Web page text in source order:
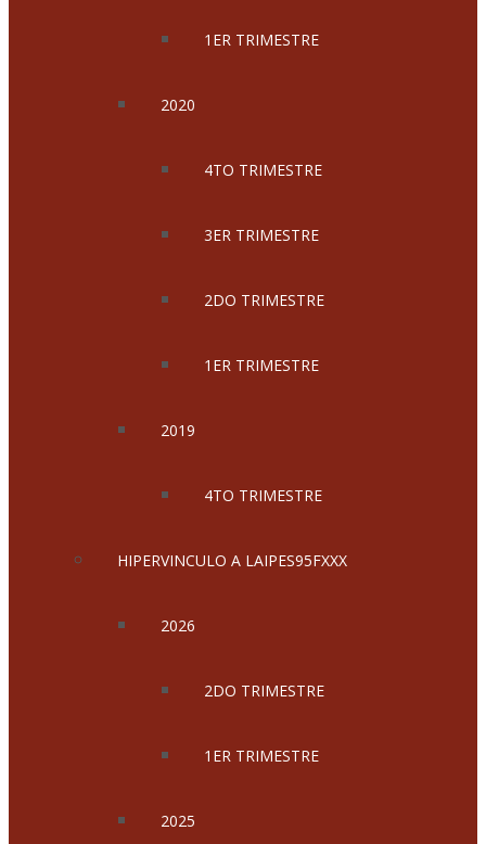
1ER TRIMESTRE
2020
4TO TRIMESTRE
3ER TRIMESTRE
2DO TRIMESTRE
1ER TRIMESTRE
2019
4TO TRIMESTRE
HIPERVINCULO A LAIPES95FXXX
2026
2DO TRIMESTRE
1ER TRIMESTRE
2025